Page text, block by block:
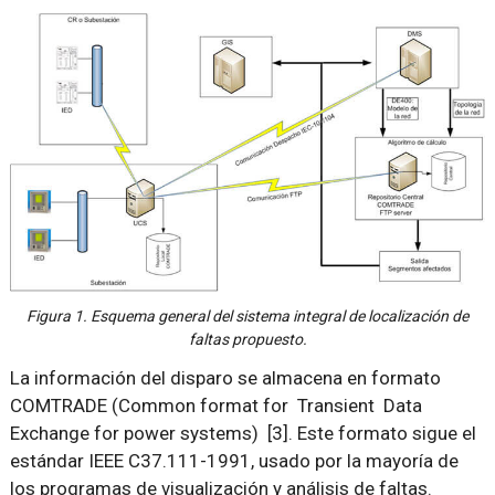
Figura 1. Esquema general del sistema integral de localización de
faltas propuesto.
La información del disparo se almacena en formato
COMTRADE (Common format for Transient Data
Exchange for power systems) [3]. Este formato sigue el
estándar IEEE C37.111-1991, usado por la mayoría de
los programas de visualización y análisis de faltas.